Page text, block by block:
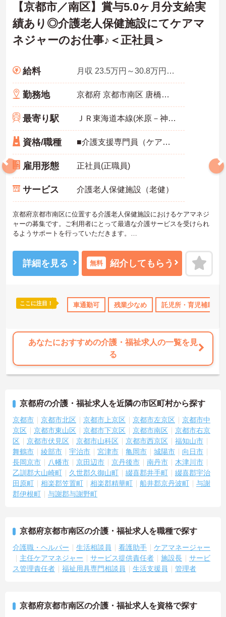
産休･育休･介護休暇取得実績あり ボーナス・賞与あり 社会保
【京都市／南区】賞与5.0ヶ月分支給実
績あり◎介護老人保健施設にてケアマ
ネジャーのお仕事♪＜正社員＞
給料 月収 23.5万円～30.8万円程度 ※諸手当込み
勤務地 京都府 京都市南区 唐橋羅城門町38
最寄り駅 ＪＲ東海道本線(米原－神戸)「西大路駅」徒歩13分
資格/職種 ■介護支援専門員（ケアマネジャー）：必須 ■実務経験：不問
雇用形態 正社員(正職員)
サービス 介護老人保健施設（老健）
京都府京都市南区に位置する介護老人保健施設におけるケアマネジ
ャーの募集です。ご利用者にとって最適な介護サービスを受けられ
るようサポートを行っていただきます。
場です。また、利用可能な託児所があり、子育て世代の方も安心し
てご勤務いただけます。
ご興味のある方には、面接対策ポイントなど、さらに詳細をお話し
詳細を見る 無料 紹介してもらう
ここに注目！ 車通勤可 残業少なめ 託児所・育児補助
あなたにおすすめの介護・福祉求人の一覧を見
る
京都府の介護・福祉求人を近隣の市区町村から探す
京都市 京都市北区 京都市上京区 京都市左京区
京都市中
京区
京都市東山区 京都市下京区 京都市南区
京都市右京
区
京都市伏見区 京都市山科区 京都市西京区
福知山市
舞鶴市
綾部市 宇治市 宮津市 亀岡市 城陽市
向日市
長岡京市
八幡市 京田辺市 京丹後市 南丹市
木津川市
乙訓郡大山崎町
久世郡久御山町 綴喜郡井手町
綴喜郡宇治
田原町
相楽郡笠置町 相楽郡精華町 船井郡京丹波町
与謝
郡伊根町
与謝郡与謝野町
京都府京都市南区の介護・福祉求人を職種で探す
介護職・ヘルパー 生活相談員 看護助手
ケアマネージャー
主任ケアマネジャー
サービス提供責任者 施設長
サービ
ス管理責任者
福祉用具専門相談員 生活支援員 管理者
京都府京都市南区の介護・福祉求人を資格で探す